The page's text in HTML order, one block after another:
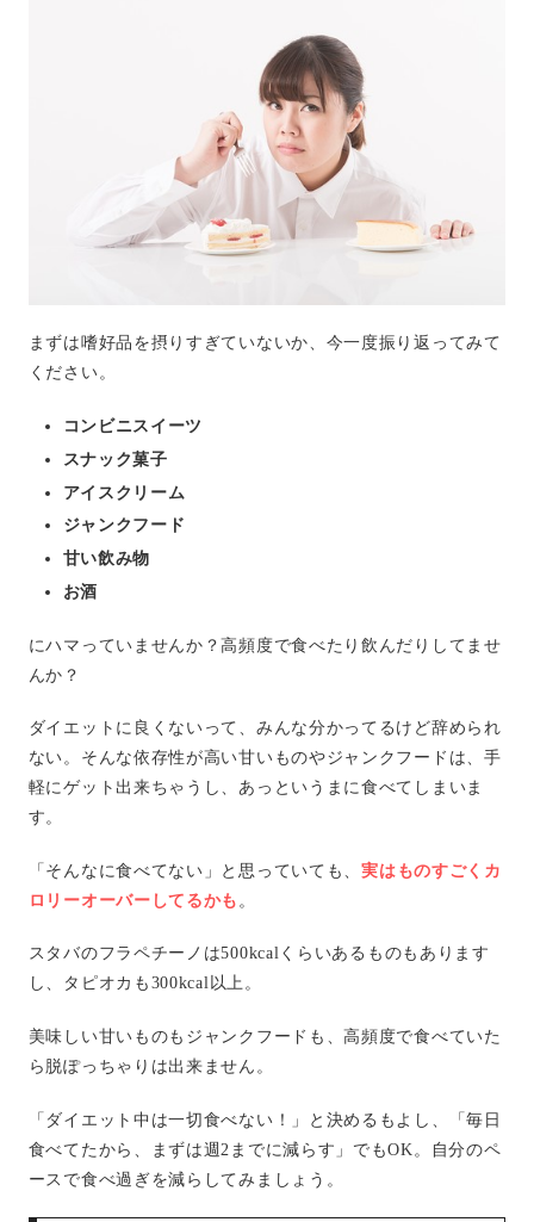
まずは嗜好品を摂りすぎていないか、今一度振り返ってみて
ください。
コンビニスイーツ
スナック菓子
アイスクリーム
ジャンクフード
甘い飲み物
お酒
にハマっていませんか？高頻度で食べたり飲んだりしてませ
んか？
ダイエットに良くないって、みんな分かってるけど辞められ
ない。そんな依存性が高い甘いものやジャンクフードは、手
軽にゲット出来ちゃうし、あっというまに食べてしまいま
す。
「そんなに食べてない」と思っていても、実はものすごくカ
ロリーオーバーしてるかも 。
スタバのフラペチーノは500kcalくらいあるものもあります
し、タピオカも300kcal以上。
美味しい甘いものもジャンクフードも、高頻度で食べていた
ら脱ぽっちゃりは出来ません。
「ダイエット中は一切食べない！」と決めるもよし、「毎日
食べてたから、まずは週2までに減らす」でもOK。自分のペ
ースで食べ過ぎを減らしてみましょう。